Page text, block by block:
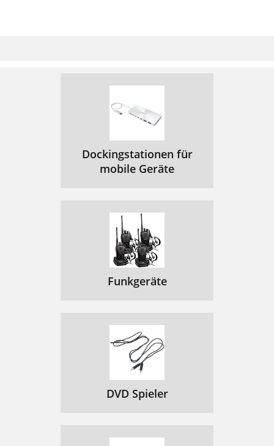
Dockingstationen für
mobile Geräte
Funkgeräte
DVD Spieler